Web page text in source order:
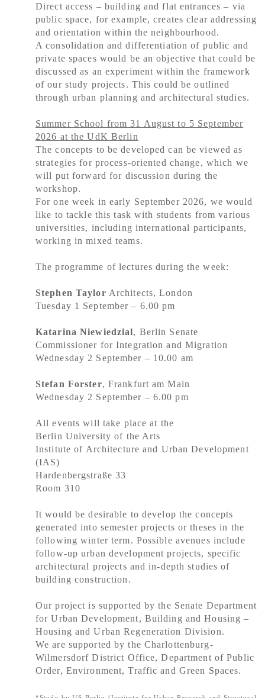
Direct access – building and flat entrances – via
public space, for example, creates clear addressing
and orientation within the neighbourhood.
A consolidation and differentiation of public and
private spaces would be an objective that could be
discussed as an experiment within the framework
of our study projects. This could be outlined
through urban planning and architectural studies.
Summer School from 31 August to 5 September
2026 at the UdK Berlin
The concepts to be developed can be viewed as
strategies for process-oriented change, which we
will put forward for discussion during the
workshop.
For one week in early September 2026, we would
like to tackle this task with students from various
universities, including international participants,
working in mixed teams.
The programme of lectures during the week:
Stephen Taylor Architects, London
Tuesday 1 September – 6.00 pm
Katarina Niewiedzial, Berlin Senate
Commissioner for Integration and Migration
Wednesday 2 September – 10.00 am
Stefan Forster, Frankfurt am Main
Wednesday 2 September – 6.00 pm
All events will take place at the
Berlin University of the Arts
Institute of Architecture and Urban Development
(IAS)
Hardenbergstraße 33
Room 310
It would be desirable to develop the concepts
generated into semester projects or theses in the
following winter term. Possible avenues include
follow-up urban development projects, specific
architectural projects and in-depth studies of
building construction.
Our project is supported by the Senate Department
for Urban Development, Building and Housing –
Housing and Urban Regeneration Division.
We are supported by the Charlottenburg-
Wilmersdorf District Office, Department of Public
Order, Environment, Traffic and Green Spaces.